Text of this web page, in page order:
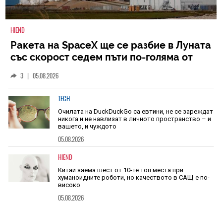
HIEND
Ракета на SpaceX ще се разбие в Луната
със скорост седем пъти по-голяма от
3 | 05.08.2026
TECH
Очилата на DuckDuckGo са евтини, не се зареждат
никога и не навлизат в личното пространство – и
вашето, и чуждото
05.08.2026
HIEND
Китай заема шест от 10-те топ места при
хуманоидните роботи, но качеството в САЩ е по-
високо
05.08.2026